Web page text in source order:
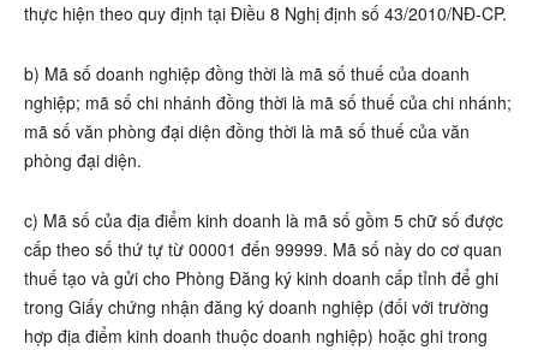
thực hiện theo quy định tại Điều 8 Nghị định số 43/2010/NĐ-CP.
b) Mã số doanh nghiệp đồng thời là mã số thuế của doanh
nghiệp; mã số chi nhánh đồng thời là mã số thuế của chi nhánh;
mã số văn phòng đại diện đồng thời là mã số thuế của văn
phòng đại diện.
c) Mã số của địa điểm kinh doanh là mã số gồm 5 chữ số được
cấp theo số thứ tự từ 00001 đến 99999. Mã số này do cơ quan
thuế tạo và gửi cho Phòng Đăng ký kinh doanh cấp tỉnh để ghi
trong Giấy chứng nhận đăng ký doanh nghiệp (đối với trường
hợp địa điểm kinh doanh thuộc doanh nghiệp) hoặc ghi trong